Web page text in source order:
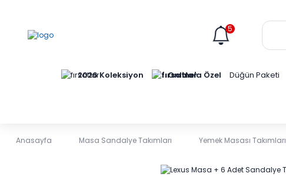
5
2026 Koleksiyon Online'a Özel Düğün Paketi
Anasayfa Masa Sandalye Takımları Yemek Masası Takımları